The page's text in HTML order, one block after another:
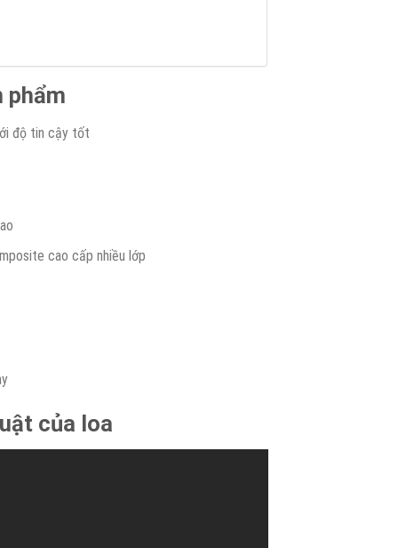
phẩm
độ tin cậy tốt
cao cấp nhiều lớp
của loa